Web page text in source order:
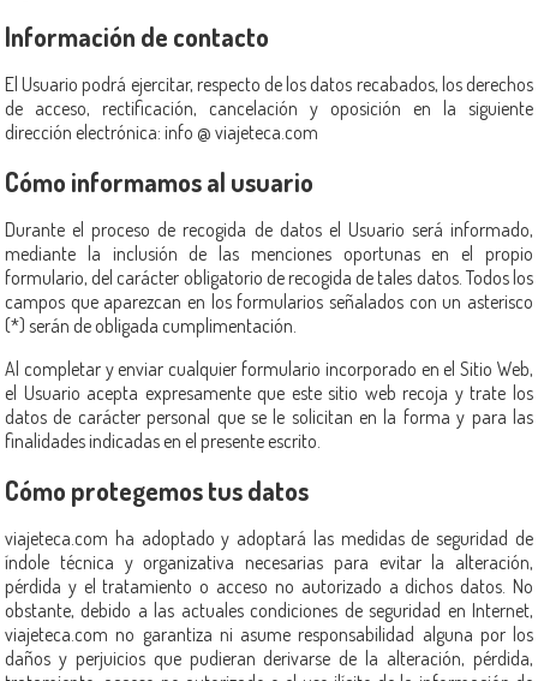
Información de contacto
El Usuario podrá ejercitar, respecto de los datos recabados, los derechos
de acceso, rectificación, cancelación y oposición en la siguiente
dirección electrónica: info @ viajeteca.com
Cómo informamos al usuario
Durante el proceso de recogida de datos el Usuario será informado,
mediante la inclusión de las menciones oportunas en el propio
formulario, del carácter obligatorio de recogida de tales datos. Todos los
campos que aparezcan en los formularios señalados con un asterisco
(*) serán de obligada cumplimentación.
Al completar y enviar cualquier formulario incorporado en el Sitio Web,
el Usuario acepta expresamente que este sitio web recoja y trate los
datos de carácter personal que se le solicitan en la forma y para las
finalidades indicadas en el presente escrito.
Cómo protegemos tus datos
viajeteca.com ha adoptado y adoptará las medidas de seguridad de
índole técnica y organizativa necesarias para evitar la alteración,
pérdida y el tratamiento o acceso no autorizado a dichos datos. No
obstante, debido a las actuales condiciones de seguridad en Internet,
viajeteca.com no garantiza ni asume responsabilidad alguna por los
daños y perjuicios que pudieran derivarse de la alteración, pérdida,